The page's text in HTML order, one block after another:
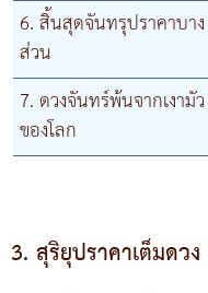
6. สิ้นสุดจันทรุปราคาบาง
ส่วน
7. ดวงจันทร์พ้นจากเงามัว
ของโลก
3. สุริยุปราคาเต็มดว